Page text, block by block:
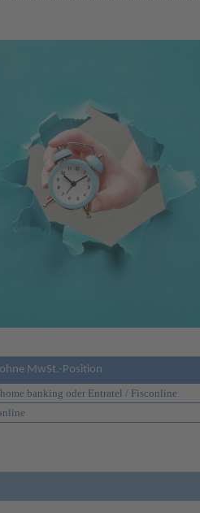
MwSt.-Position
banking oder Entratel / Fisconline